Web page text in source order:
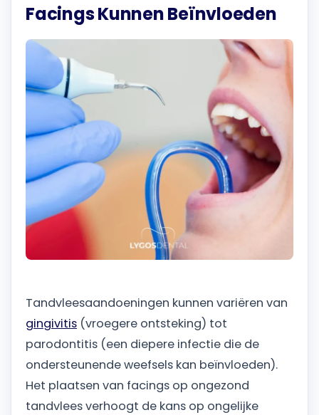
Facings Kunnen Beïnvloeden
Tandvleesaandoeningen kunnen variëren van
gingivitis (vroegere ontsteking) tot
parodontitis (een diepere infectie die de
ondersteunende weefsels kan beïnvloeden).
Het plaatsen van facings op ongezond
tandvlees verhoogt de kans op ongelijke